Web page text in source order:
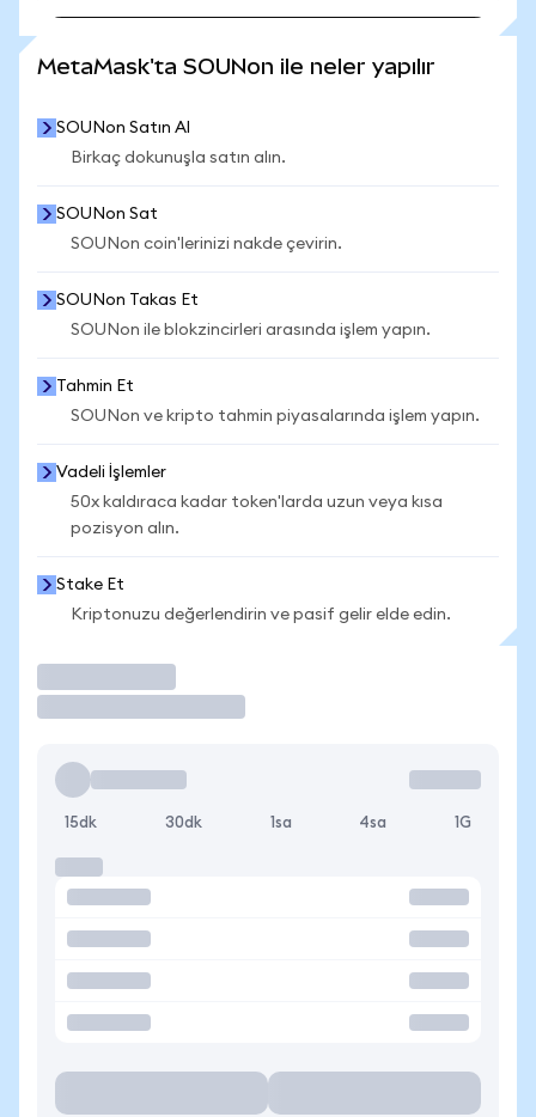
MetaMask'ta SOUNon ile neler yapılır
SOUNon Satın Al
Birkaç dokunuşla satın alın.
SOUNon Sat
SOUNon coin'lerinizi nakde çevirin.
SOUNon Takas Et
SOUNon ile blokzincirleri arasında işlem yapın.
Tahmin Et
SOUNon ve kripto tahmin piyasalarında işlem yapın.
Vadeli İşlemler
50x kaldıraca kadar token'larda uzun veya kısa
pozisyon alın.
Stake Et
Kriptonuzu değerlendirin ve pasif gelir elde edin.
15dk 30dk 1sa 4sa 1G